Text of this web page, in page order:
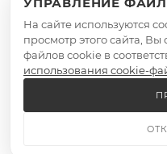
На сайте используются
просмотр этого сайта,
файлов cookie в
использования cookie-